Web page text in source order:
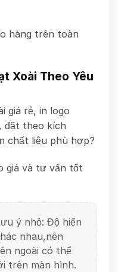
hàng trên toàn
Xoài Theo Yêu
giá rẻ, in logo
đặt theo kích
chất liệu phù hợp?
giá và tư vấn tốt
ý nhỏ: Độ hiển
nhau,nên
ngoài có thể
trên màn hình.